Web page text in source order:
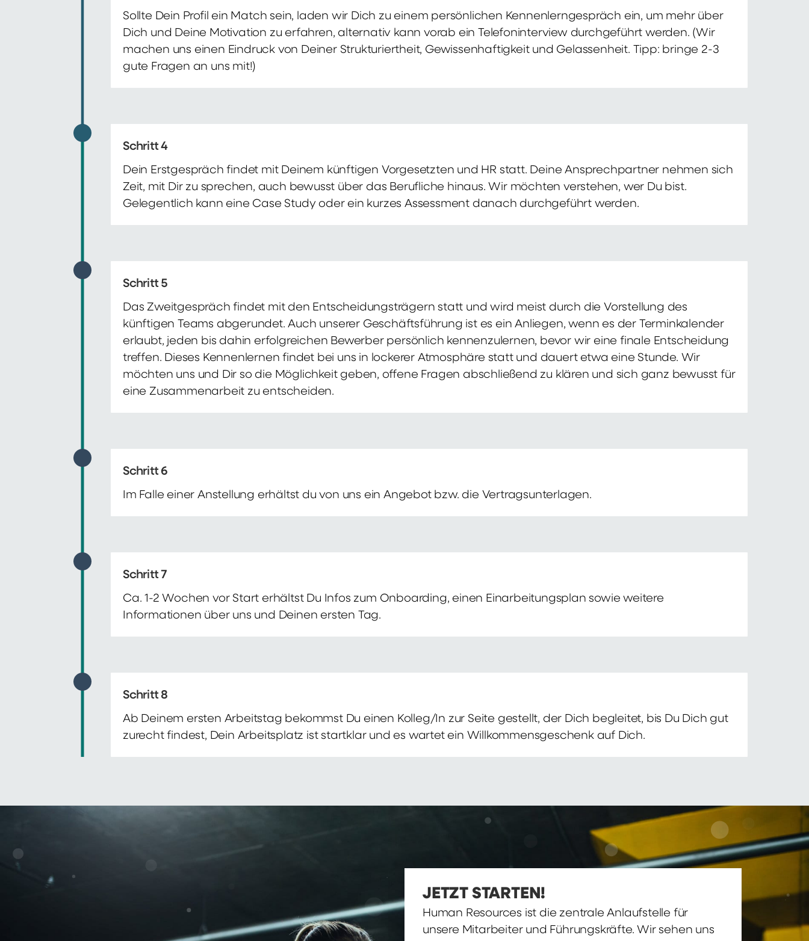
Sollte Dein Profil ein Match sein, laden wir Dich zu einem persönlichen Kennenlerngespräch ein, um mehr über
Dich und Deine Motivation zu erfahren, alternativ kann vorab ein Telefoninterview durchgeführt werden. (Wir
machen uns einen Eindruck von Deiner Strukturiertheit, Gewissenhaftigkeit und Gelassenheit. Tipp: bringe 2-3
gute Fragen an uns mit!)
Schritt 4
Dein Erstgespräch findet mit Deinem künftigen Vorgesetzten und HR statt. Deine Ansprechpartner nehmen sich
Zeit, mit Dir zu sprechen, auch bewusst über das Berufliche hinaus. Wir möchten verstehen, wer Du bist.
Gelegentlich kann eine Case Study oder ein kurzes Assessment danach durchgeführt werden.
Schritt 5
Das Zweitgespräch findet mit den Entscheidungsträgern statt und wird meist durch die Vorstellung des
künftigen Teams abgerundet. Auch unserer Geschäftsführung ist es ein Anliegen, wenn es der Terminkalender
erlaubt, jeden bis dahin erfolgreichen Bewerber persönlich kennenzulernen, bevor wir eine finale Entscheidung
treffen. Dieses Kennenlernen findet bei uns in lockerer Atmosphäre statt und dauert etwa eine Stunde. Wir
möchten uns und Dir so die Möglichkeit geben, offene Fragen abschließend zu klären und sich ganz bewusst für
eine Zusammenarbeit zu entscheiden.
Schritt 6
Im Falle einer Anstellung erhältst du von uns ein Angebot bzw. die Vertragsunterlagen.
Schritt 7
Ca. 1-2 Wochen vor Start erhältst Du Infos zum Onboarding, einen Einarbeitungsplan sowie weitere
Informationen über uns und Deinen ersten Tag.
Schritt 8
Ab Deinem ersten Arbeitstag bekommst Du einen Kolleg/In zur Seite gestellt, der Dich begleitet, bis Du Dich gut
zurecht findest, Dein Arbeitsplatz ist startklar und es wartet ein Willkommensgeschenk auf Dich.
JETZT STARTEN!
Human Resources ist die zentrale Anlaufstelle für
unsere Mitarbeiter und Führungskräfte. Wir sehen uns